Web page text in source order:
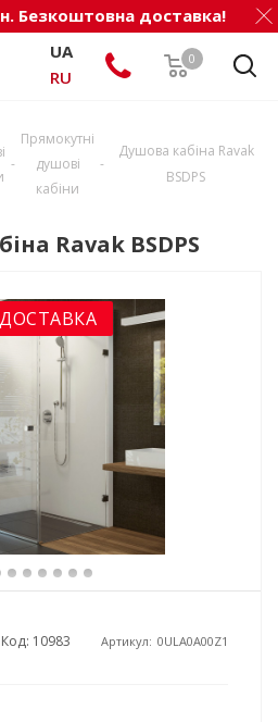
Безкоштовна доставка!
0
UA
RU
-
Прямокутні
душові
кабіни
-
Душова кабіна Ravak
BSDPS
Ravak BSDPS
Код: 10983 Артикул: 0ULA0A00Z1